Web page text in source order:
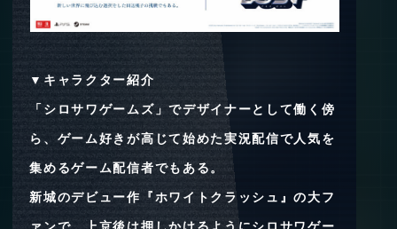
▼キャラクター紹介
「シロサワゲームズ」でデザイナーとして働く傍
ら、ゲーム好きが高じて始めた実況配信で人気を
集めるゲーム配信者でもある。
新城のデビュー作『ホワイトクラッシュ』の大フ